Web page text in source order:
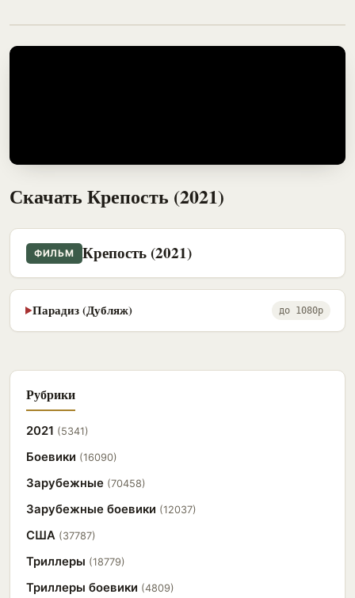
Скачать Крепость (2021)
ФИЛЬМ Крепость (2021)
▶Парадиз (Дубляж) до 1080p
Рубрики
2021 (5341)
Боевики (16090)
Зарубежные (70458)
Зарубежные боевики (12037)
США (37787)
Триллеры (18779)
Триллеры боевики (4809)